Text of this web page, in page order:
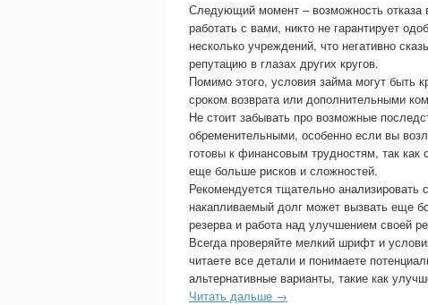
Следующий момент – возможность отказа
работать с вами, никто не гарантирует
несколько учреждений, что негативно
репутацию в глазах других кругов.
Помимо этого, условия займа могут быть
сроком возврата или дополнительными
Не стоит забывать про возможные
обременительными, особенно если вы
готовы к финансовым трудностям, так как
еще больше рисков и сложностей.
Рекомендуется тщательно анализировать
накапливаемый долг может вызвать еще
резерва и работа над улучшением своей
Всегда проверяйте мелкий шрифт и
читаете все детали и понимаете
альтернативные варианты, такие как
Читать дальше →